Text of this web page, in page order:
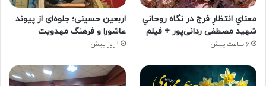
معنایِ انتظارِ فرج در نگاه روحانیِ
شهید مصطفی ردانی‌پور + فیلم
6 ساعت پیش
اربعین حسینی؛ جلوه‌ای از پیوند
عاشورا و فرهنگ مهدویت
1 روز پیش